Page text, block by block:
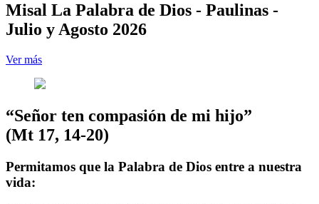
Misal La Palabra de Dios - Paulinas -
Julio y Agosto 2026
Ver más
“Señor ten compasión de mi hijo”
(Mt 17, 14-20)
Permitamos que la Palabra de Dios entre a nuestra
vida: